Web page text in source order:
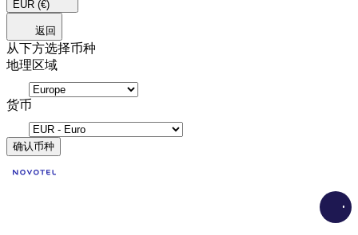
EUR (€)
返回
从下方选择币种
地理区域
货币
确认币种